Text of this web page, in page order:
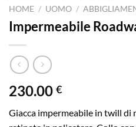
HOME / UOMO /
Impermeabile
230.00 €
Giacca impermeabile in twill di